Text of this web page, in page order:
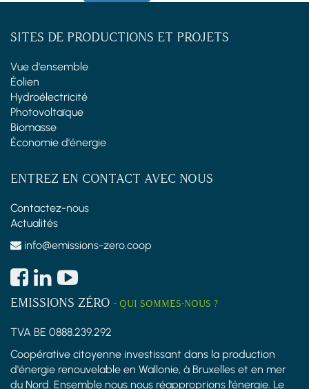
SITES DE PRODUCTIONS ET PROJETS
Vue d'ensemble
Éolien
Hydroélectricité
Photovoltaïque
Biomasse
Économie d'énergie
ENTREZ EN CONTACT AVEC NOUS
Contactez-nous
Actualités
info@emissions-zero.coop
EMISSIONS ZÉRO - QUI SOMMES-NOUS ?
TVA BE 0888.239.292
Coopérative citoyenne investissant dans la production
d'énergie renouvelable en Wallonie, à Bruxelles et en mer
du Nord. Ensemble nous nous réapproprions l'énergie. Le